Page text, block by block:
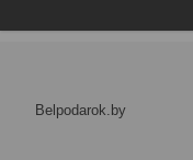
Belpodarok.by